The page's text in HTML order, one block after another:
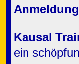
Kausal
ein